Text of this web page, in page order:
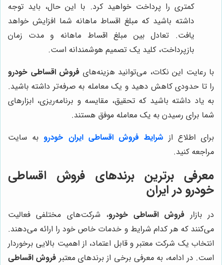
کمتری را پرداخت خواهید کرد. با این حال، باید توجه
داشته باشید که مبلغ اقساط ماهانه شما افزایش خواهد
یافت. تعادل بین مبلغ اقساط ماهانه و مدت زمان
بازپرداخت، کلید یک تصمیم هوشمندانه است.
با رعایت این نکات، می‌توانید هزینه‌های فروش اقساطی خودرو
را تا حدودی کاهش دهید و یک معامله به صرفه‌تر داشته باشید.
به یاد داشته باشید که تحقیق، مقایسه و برنامه‌ریزی، ابزارهای
شما برای رسیدن به یک معامله موفق هستند.
برای اطلاع از شرایط فروش اقساطی ایران خودروبه سایت
مراجعه کنید.
معرفی برترین برندهای فروش اقساطی
خودرو در ایران
در بازار فروش اقساطی خودرو، شرکت‌های مختلفی فعالیت
می‌کنند که هر کدام شرایط و خدمات خاص خود را ارائه می‌دهند.
انتخاب یک شرکت معتبر و قابل اعتماد، از اهمیت بالایی برخوردار
است. در ادامه، به معرفی برخی از برندهای معتبر فروش اقساطی